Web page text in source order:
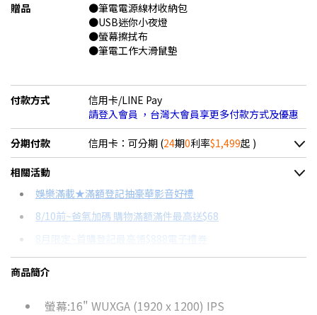
贈品
●筆電電源線材收納包
●USB迷你小夜燈
●螢幕擦拭布
●筆電工作大滑鼠墊
付款方式
信用卡/LINE Pay
請登入會員 ，台灣大會員享更多付款方式及優惠
分期付款 信用卡：可分期 (24期0利率$1,499起 )
＊實際可分期數、適用利率，請以購物車顯示為主
信用卡分期
分期數
6期 0利率
12期 0利率
每期金額
$2,999
配合銀行/業者
7家銀行/業者
相關活動
娛樂滿載★滿額登記抽豪華影音好禮
8/10前~爸氣加碼 購物滿額滿件最高送$68
8月限定~首購登記最高領$888電子禮券
8/15前~指定購物滿額最高回饋25%
更多信用卡分期0利率滿額享回饋
商品簡介
螢幕:16" WUXGA (1920 x 1200) IPS